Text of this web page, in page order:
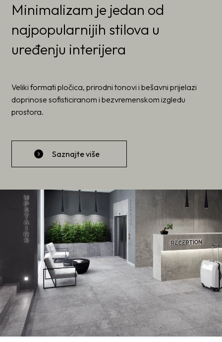
Minimalizam je jedan od
najpopularnijih stilova u
uređenju interijera
Veliki formati pločica, prirodni tonovi i bešavni prijelazi
doprinose sofisticiranom i bezvremenskom izgledu
prostora.
Saznajte više